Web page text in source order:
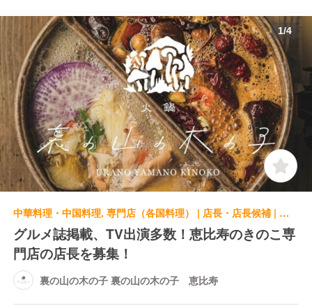
1/4
中華料理・中国料理, 専門店（各国料理） | 店長・店長候補 | 裏の山の木の子 裏の山の木の子 恵比寿
グルメ誌掲載、TV出演多数！恵比寿のきのこ専
門店の店長を募集！
裏の山の木の子 裏の山の木の子 恵比寿